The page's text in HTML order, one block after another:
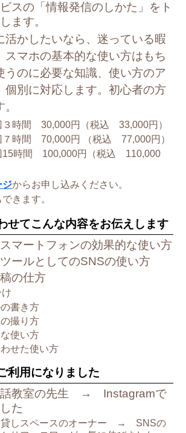
スの「情報発信のしかた」をト
ます。
活かしたいなら、迷っている暇
スマホの基本的な使い方はもち
うのに必要な知識、使い方のア
個別に対応します。初心者の方
時間 30,000円（税込 33,000円）
時間 70,000円 （税込 77,000円）
15時間 100,000円（税込 110,000
ジからお申し込みください。
できます。
せてこんな内容をお伝えします
マートフォンの効果的な使い方
ールとしてのSNSの使い方
の仕方
書き方
撮り方
使い方
せた使い方
利用になりました
話教室の先生 → Instagramで
た
貸しスペースのオーナー → SNSの